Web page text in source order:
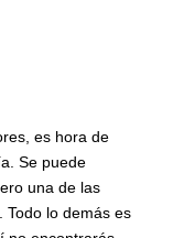
es hora de
Se puede
una de las
Todo lo demás es